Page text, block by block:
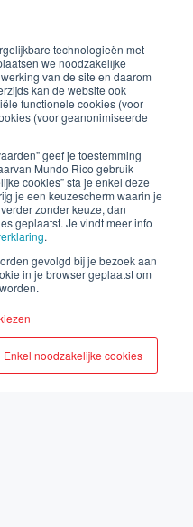
technologieën met
we noodzakelijke
van de site en daarom
kan de website ook
functionele cookies (voor
(voor geanonimiseerde
geef je toestemming
Mundo Rico gebruik
cookies” sta je enkel deze
je een keuzescherm waarin je
zonder keuze, dan
geplaatst. Je vindt meer info
.
gevolgd bij je bezoek aan
in je browser geplaatst om
Enkel noodzakelijke cookies
we onze verrukkelijke
om creatief aan de